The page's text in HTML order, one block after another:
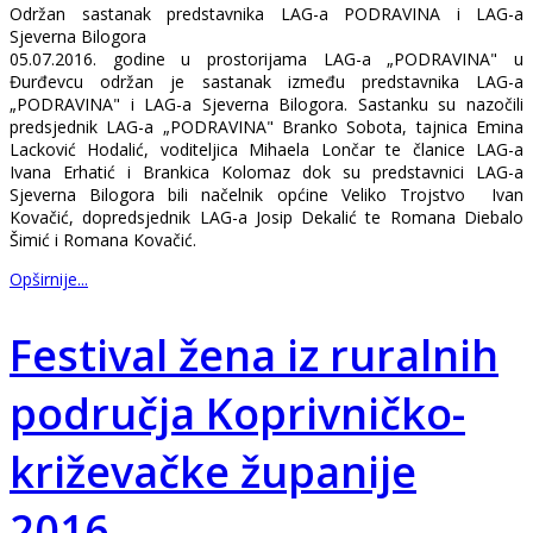
Održan sastanak predstavnika LAG-a PODRAVINA i LAG-a
Sjeverna Bilogora
05.07.2016. godine u prostorijama LAG-a „PODRAVINA" u
Đurđevcu održan je sastanak između predstavnika LAG-a
„PODRAVINA" i LAG-a Sjeverna Bilogora. Sastanku su nazočili
predsjednik LAG-a „PODRAVINA" Branko Sobota, tajnica Emina
Lacković Hodalić, voditeljica Mihaela Lončar te članice LAG-a
Ivana Erhatić i Brankica Kolomaz dok su predstavnici LAG-a
Sjeverna Bilogora bili načelnik općine Veliko Trojstvo Ivan
Kovačić, dopredsjednik LAG-a Josip Dekalić te Romana Diebalo
Šimić i Romana Kovačić.
Opširnije...
Festival žena iz ruralnih
područja Koprivničko-
križevačke županije